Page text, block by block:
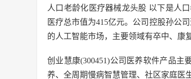
人口老龄化医疗器械龙头股 以下是人
医疗总市值为415亿元。公司控股孙公
的人工智能市场，主要领域有卒中、康
创业慧康(300451)公司医养软件产品
养、全周期慢病智慧管理、社区家庭医